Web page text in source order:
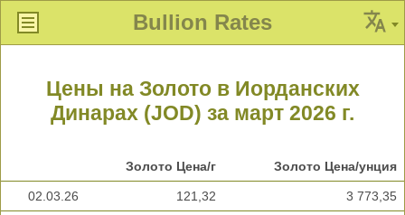
Bullion Rates
Цены на Золото в Иорданских
Динарах (JOD) за март 2026 г.
Золото Цена/г Золото Цена/унция
02.03.26 121,32 3 773,35